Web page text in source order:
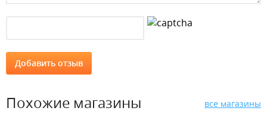
Похожие магазины все магазины